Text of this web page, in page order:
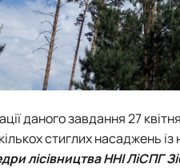
даного завдання 27
стиглих насаджень
лісівництваННІ ЛіСПГ